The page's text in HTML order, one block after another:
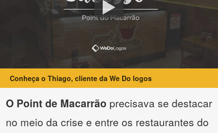
Conheça o Thiago, cliente da We Do logos
O Point de Macarrão precisava se destacar
no meio da crise e entre os restaurantes do